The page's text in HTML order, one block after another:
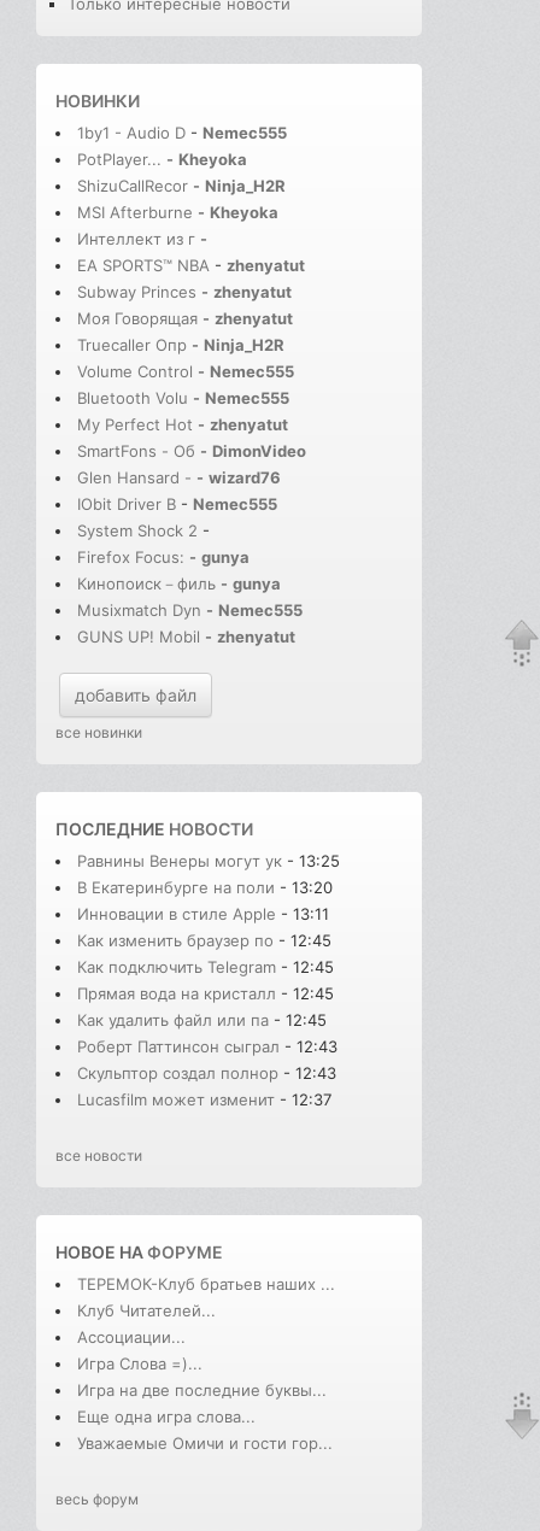
Только интересные новости
НОВИНКИ
1by1 - Audio D - Nemec555
PotPlayer... - Kheyoka
ShizuCallRecor - Ninja_H2R
MSI Afterburne - Kheyoka
Интеллект из г -
EA SPORTS™ NBA - zhenyatut
Subway Princes - zhenyatut
Моя Говорящая - zhenyatut
Truecaller Опр - Ninja_H2R
Volume Control - Nemec555
Bluetooth Volu - Nemec555
My Perfect Hot - zhenyatut
SmartFons - Об - DimonVideo
Glen Hansard - - wizard76
IObit Driver B - Nemec555
System Shock 2 -
Firefox Focus: - gunya
Кинопоиск－филь - gunya
Musixmatch Dyn - Nemec555
GUNS UP! Mobil - zhenyatut
добавить файл
все новинки
ПОСЛЕДНИЕ НОВОСТИ
Равнины Венеры могут ук - 13:25
В Екатеринбурге на поли - 13:20
Инновации в стиле Apple - 13:11
Как изменить браузер по - 12:45
Как подключить Telegram - 12:45
Прямая вода на кристалл - 12:45
Как удалить файл или па - 12:45
Роберт Паттинсон сыграл - 12:43
Скульптор создал полнор - 12:43
Lucasfilm может изменит - 12:37
все новости
НОВОЕ НАФОРУМЕ
ТЕРЕМОК-Клуб братьев наших ...
Клуб Читателей...
Ассоциации...
Игра Слова =)...
Игра на две последние буквы...
Еще одна игра слова...
Уважаемые Омичи и гости гор...
весь форум